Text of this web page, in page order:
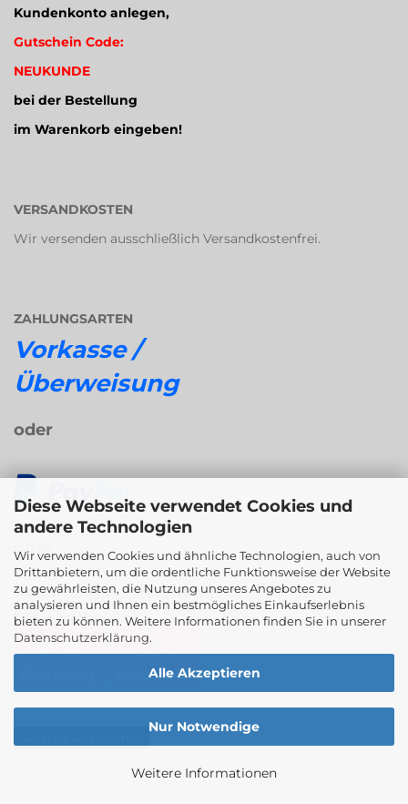
Diese Webseite verwendet Cookies und
andere Technologien
Wir verwenden Cookies und ähnliche Technologien, auch von
Drittanbietern, um die ordentliche Funktionsweise der Website
zu gewährleisten, die Nutzung unseres Angebotes zu
analysieren und Ihnen ein bestmögliches Einkaufserlebnis
bieten zu können. Weitere Informationen finden Sie in unserer
Datenschutzerklärung.
Alle Akzeptieren
Nur Notwendige
Weitere Informationen
Kundenkonto anlegen,
Gutschein Code:
NEUKUNDE
bei der Bestellung
im Warenkorb eingeben!
VERSANDKOSTEN
Wir versenden ausschließlich Versandkostenfrei.
ZAHLUNGSARTEN
Vorkasse /
Überweisung
oder
oder
Rechnungs- / Ratenkauf
bei Klarna